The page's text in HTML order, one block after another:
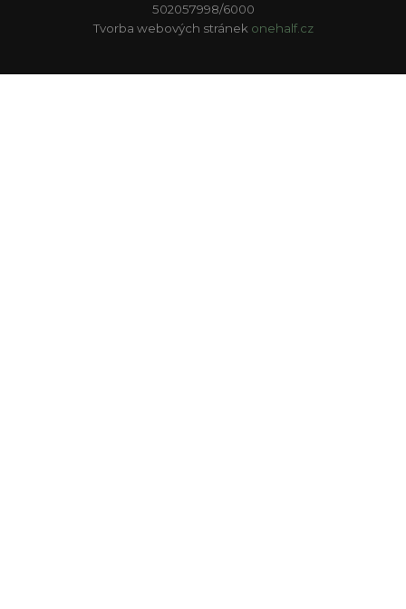
502057998/6000
Tvorba webových stránek onehalf.cz